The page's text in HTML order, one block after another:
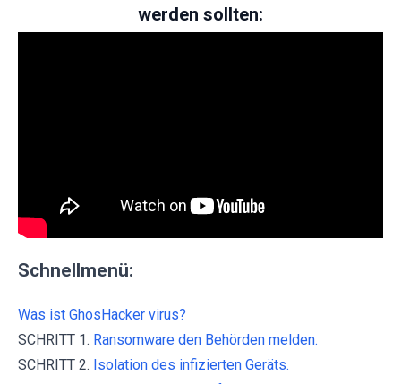
werden sollten:
Schnellmenü:
Was ist GhosHacker virus?
SCHRITT 1. Ransomware den Behörden melden.
SCHRITT 2. Isolation des infizierten Geräts.